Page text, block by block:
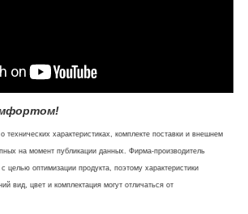
технических характеристиках, комплекте поставки и внешнем
на момент публикации данных. Фирма-производитель
целью оптимизации продукта, поэтому характеристики
вид, цвет и комплектация могут отличаться от